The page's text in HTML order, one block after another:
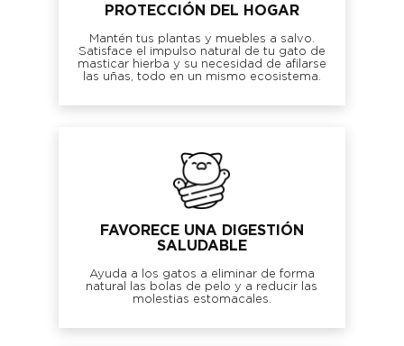
PROTECCIÓN DEL HOGAR
Mantén tus plantas y muebles a salvo.
Satisface el impulso natural de tu gato de
masticar hierba y su necesidad de afilarse
las uñas, todo en un mismo ecosistema.
FAVORECE UNA DIGESTIÓN
SALUDABLE
Ayuda a los gatos a eliminar de forma
natural las bolas de pelo y a reducir las
molestias estomacales.